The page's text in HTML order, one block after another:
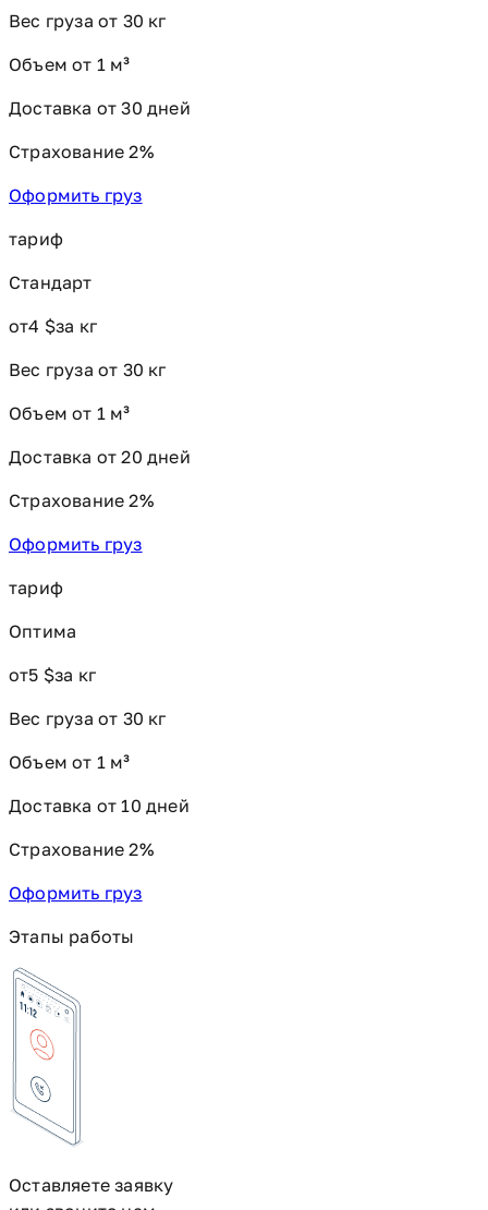
Вес груза от 30 кг
Объем от 1 м³
Доставка от 30 дней
Страхование 2%
Оформить груз
тариф
Стандарт
от4 $за кг
Вес груза от 30 кг
Объем от 1 м³
Доставка от 20 дней
Страхование 2%
Оформить груз
тариф
Оптима
от5 $за кг
Вес груза от 30 кг
Объем от 1 м³
Доставка от 10 дней
Страхование 2%
Оформить груз
Этапы работы
Оставляете заявку